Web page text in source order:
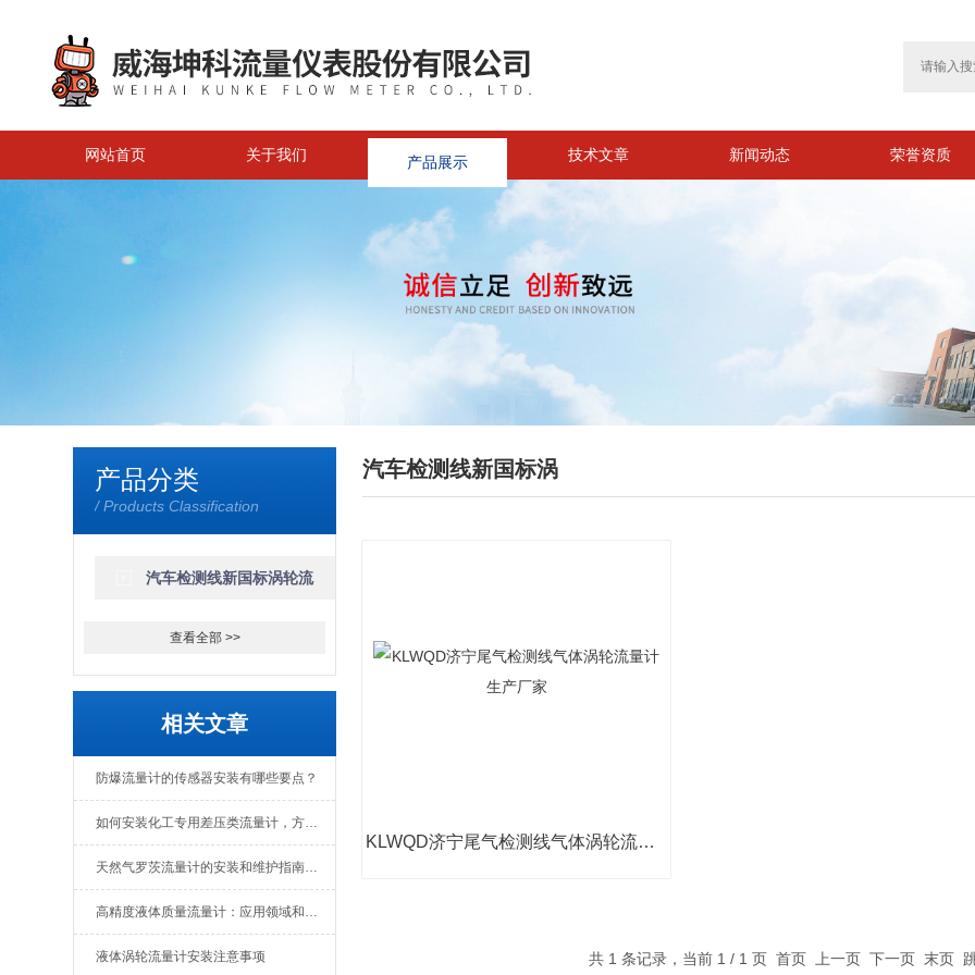
网站首页 关于我们 产品展示 技术文章 新闻动态 荣誉资质
产品分类
/ Products Classification
汽车检测线新国标涡轮流
查看全部 >>
相关文章
防爆流量计的传感器安装有哪些要点？
如何安装化工专用差压类流量计，方法有哪些？
天然气罗茨流量计的安装和维护指南：最佳实践与技巧“
高精度液体质量流量计：应用领域和工作原理详解
液体涡轮流量计安装注意事项
汽车检测线新国标涡
KLWQD济宁尾气检测线气体涡轮流量计生产厂家
共 1 条记录，当前 1 / 1 页 首页 上一页 下一页 末页